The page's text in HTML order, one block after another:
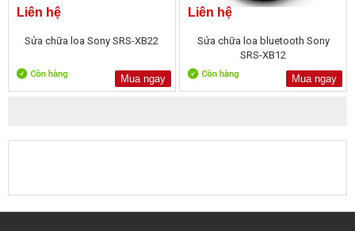
Liên hệ
Sửa chữa loa Sony SRS-XB22
Mua ngay
Liên hệ
Sửa chữa loa bluetooth Sony
SRS-XB12
Mua ngay